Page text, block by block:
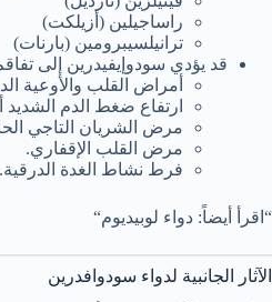
راساجيلين (أزيلكت)
ترانيلسيبرومين (بارنات)
قد يؤدي سودوإيفيدرين إلى تفاقم
أمراض القلب والأوعية
ارتفاع ضغط الدم الشديد
مرض الشريان التاجي
مرض القلب الإقفاري.
فرط نشاط الغدة الدرقية.
“اقرأ أيضاً: دواء لوبيديوم“
الآثار الجانبية لدواء سودوافدرين